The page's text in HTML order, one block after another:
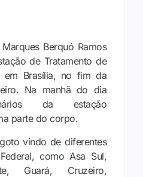
Berquó Ramos
de Tratamento de
em Brasília, no fim da
Na manhã do dia
da estação
parte do corpo.
vindo de diferentes
como Asa Sul,
Guará, Cruzeiro,